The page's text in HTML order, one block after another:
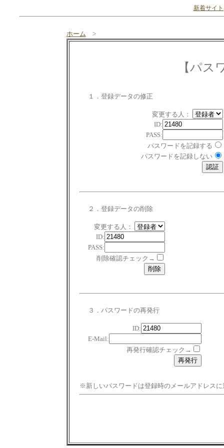
新着サイト
ホーム >
【パス
１．登録データの修正
変更する人：
ID:
PASS:
パスワードを記録する
パスワードを記録しない
２．登録データの削除
変更する人：
ID:
PASS:
削除確認チェック→
３．パスワードの再発行
ID:
E-Mail:
再発行確認チェック→
※新しいパスワードは登録時のメールアドレスに